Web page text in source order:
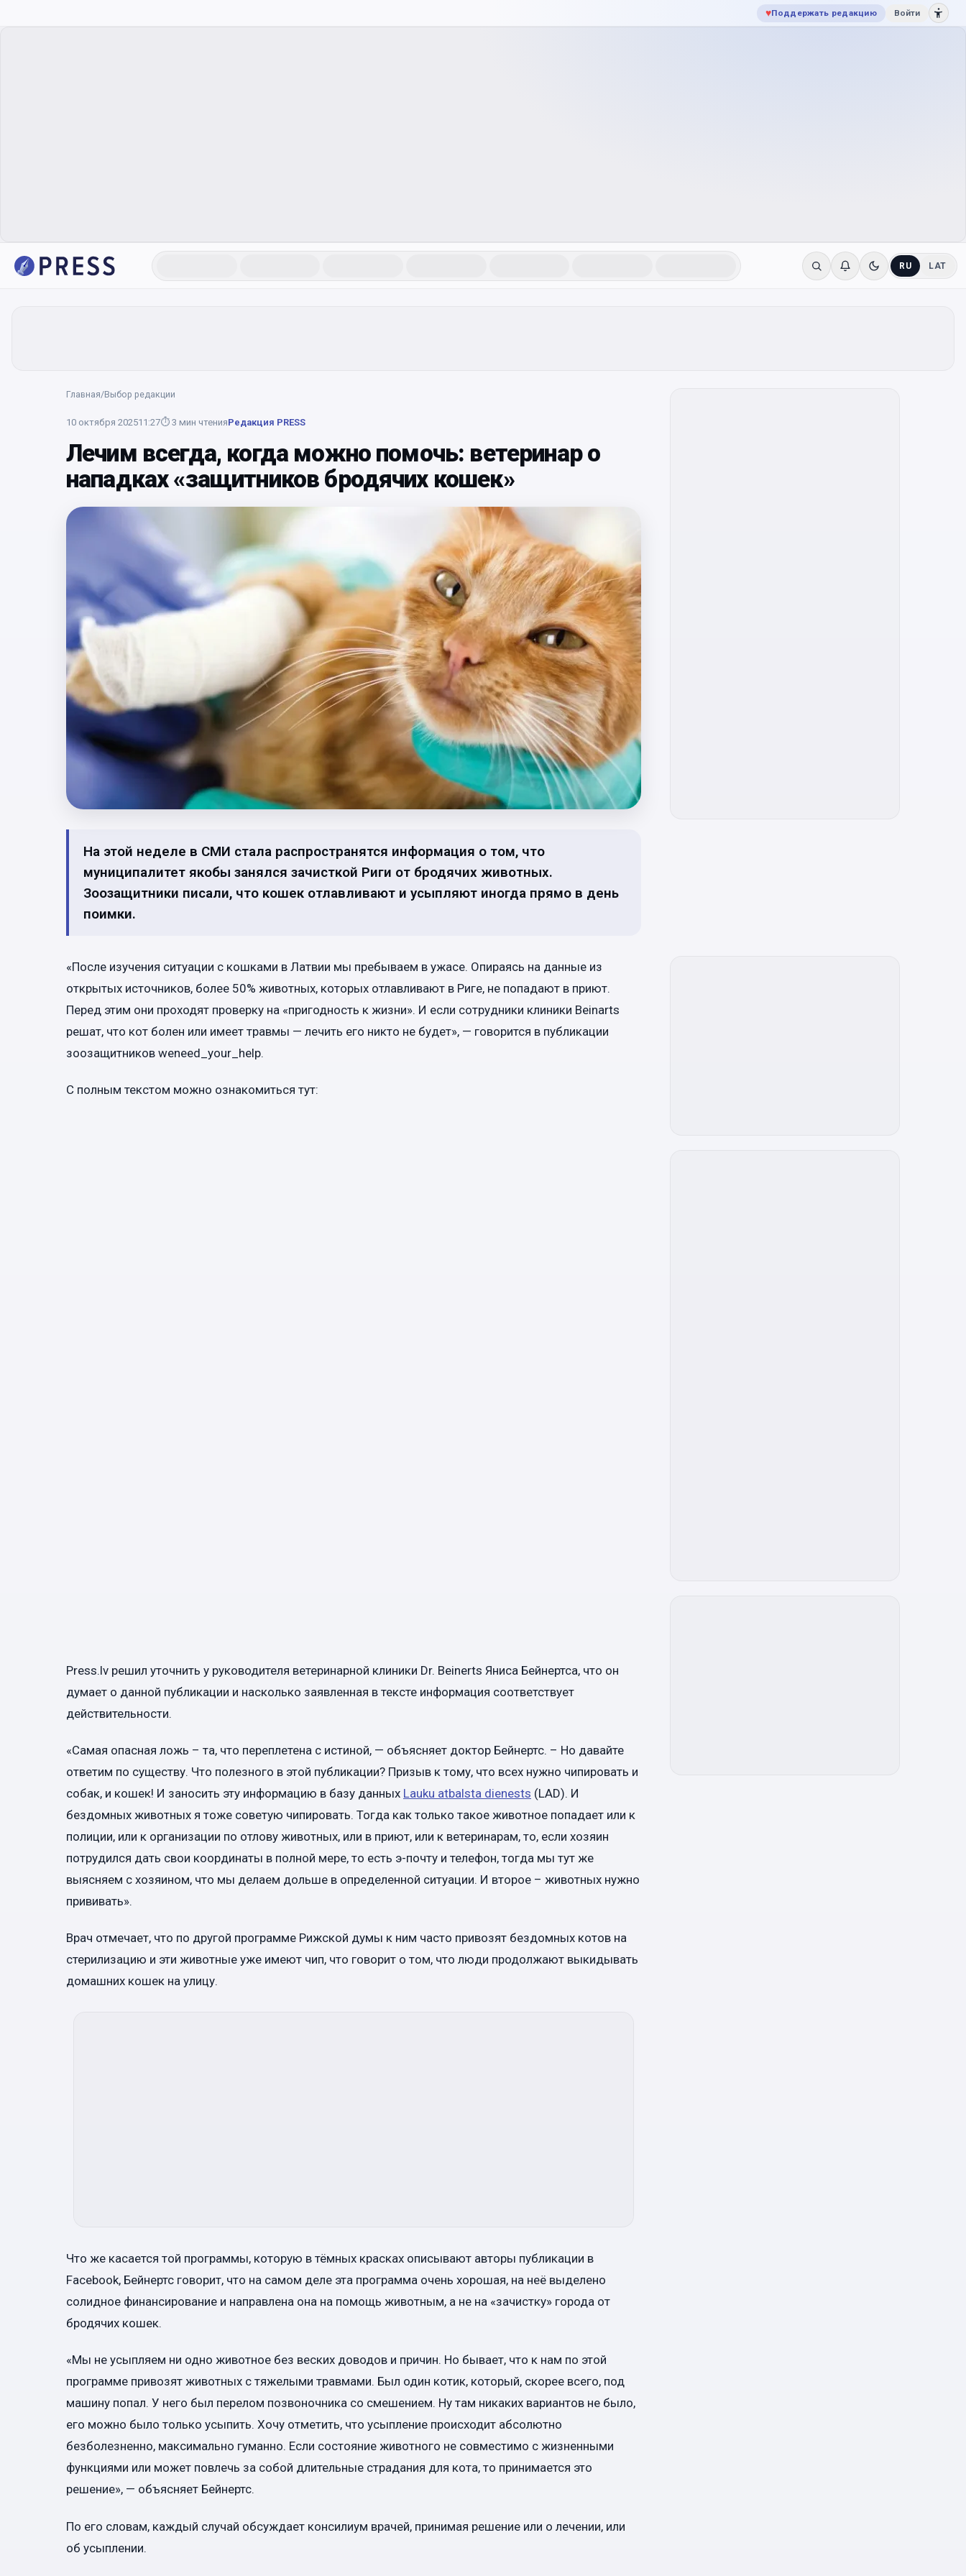
♥Поддержать редакцию Войти
RU LAT
Главная/Выбор редакции
10 октября 202511:27⏱ 3 мин чтенияРедакция PRESS
Лечим всегда, когда можно помочь: ветеринар о
нападках «защитников бродячих кошек»
На этой неделе в СМИ стала распространятся информация о том, что
муниципалитет якобы занялся зачисткой Риги от бродячих животных.
Зоозащитники писали, что кошек отлавливают и усыпляют иногда прямо в день
поимки.
«После изучения ситуации с кошками в Латвии мы пребываем в ужасе. Опираясь на данные из
открытых источников, более 50% животных, которых отлавливают в Риге, не попадают в приют.
Перед этим они проходят проверку на «пригодность к жизни». И если сотрудники клиники Beinarts
решат, что кот болен или имеет травмы — лечить его никто не будет», — говорится в публикации
зоозащитников weneed_your_help.
С полным текстом можно ознакомиться тут:
Press.lv решил уточнить у руководителя ветеринарной клиники Dr. Beinerts Яниса Бейнертса, что он
думает о данной публикации и насколько заявленная в тексте информация соответствует
действительности.
«Самая опасная ложь – та, что переплетена с истиной, — объясняет доктор Бейнертс. – Но давайте
ответим по существу. Что полезного в этой публикации? Призыв к тому, что всех нужно чипировать и
собак, и кошек! И заносить эту информацию в базу данных Lauku atbalsta dienests (LAD). И
бездомных животных я тоже советую чипировать. Тогда как только такое животное попадает или к
полиции, или к организации по отлову животных, или в приют, или к ветеринарам, то, если хозяин
потрудился дать свои координаты в полной мере, то есть э-почту и телефон, тогда мы тут же
выясняем с хозяином, что мы делаем дольше в определенной ситуации. И второе – животных нужно
прививать».
Врач отмечает, что по другой программе Рижской думы к ним часто привозят бездомных котов на
стерилизацию и эти животные уже имеют чип, что говорит о том, что люди продолжают выкидывать
домашних кошек на улицу.
Что же касается той программы, которую в тёмных красках описывают авторы публикации в
Facebook, Бейнертс говорит, что на самом деле эта программа очень хорошая, на неё выделено
солидное финансирование и направлена она на помощь животным, а не на «зачистку» города от
бродячих кошек.
«Мы не усыпляем ни одно животное без веских доводов и причин. Но бывает, что к нам по этой
программе привозят животных с тяжелыми травмами. Был один котик, который, скорее всего, под
машину попал. У него был перелом позвоночника со смешением. Ну там никаких вариантов не было,
его можно было только усыпить. Хочу отметить, что усыпление происходит абсолютно
безболезненно, максимально гуманно. Если состояние животного не совместимо с жизненными
функциями или может повлечь за собой длительные страдания для кота, то принимается это
решение», — объясняет Бейнертс.
По его словам, каждый случай обсуждает консилиум врачей, принимая решение или о лечении, или
об усыплении.